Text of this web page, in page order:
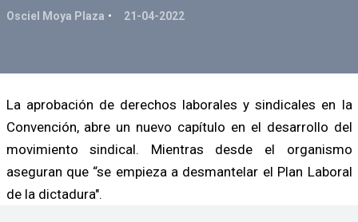
Osciel Moya Plaza 21-04-2022
La aprobación de derechos laborales y sindicales en la
Convención, abre un nuevo capítulo en el desarrollo del
movimiento sindical. Mientras desde el organismo
aseguran que “se empieza a desmantelar el Plan Laboral
de la dictadura".